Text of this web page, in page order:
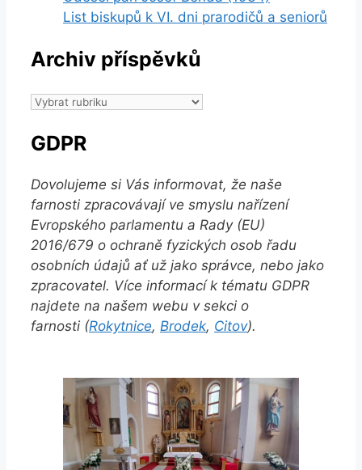
List biskupů k VI. dni prarodičů a seniorů
Archiv příspěvků
Archiv
GDPR
Dovolujeme si Vás informovat, že naše
farnosti zpracovávají ve smyslu nařízení
Evropského parlamentu a Rady (EU)
2016/679 o ochraně fyzických osob řadu
osobních údajů ať už jako správce, nebo jako
zpracovatel. Více informací k tématu GDPR
najdete na našem webu v sekci o
farnosti (Rokytnice, Brodek, Citov).